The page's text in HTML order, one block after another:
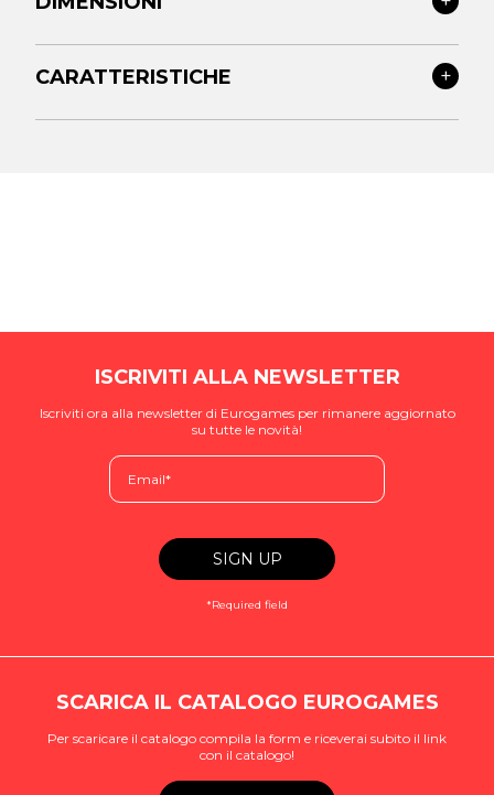
CARATTERISTICHE
ISCRIVITI ALLA NEWSLETTER
Iscriviti ora alla newsletter di Eurogames per rimanere aggiornato
su tutte le novità!
*Required field
SCARICA IL CATALOGO EUROGAMES
Per scaricare il catalogo compila la form e riceverai subito il link
con il catalogo!